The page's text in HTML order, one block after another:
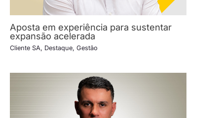
Aposta em experiência para sustentar
expansão acelerada
Cliente SA, Destaque, Gestão